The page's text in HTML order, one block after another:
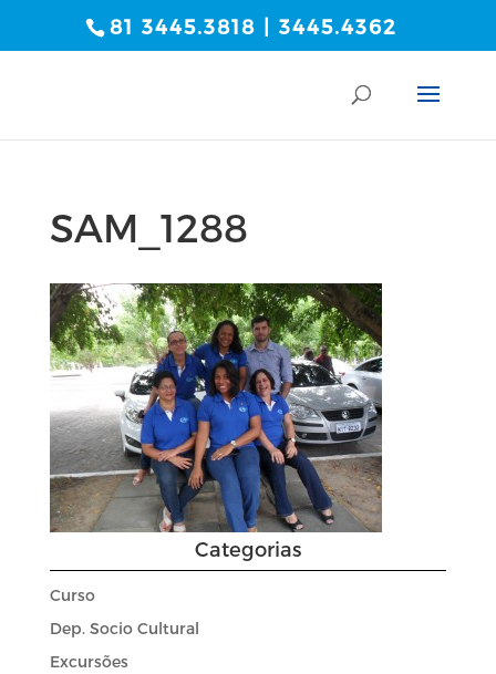
81 3445.3818 | 3445.4362
SAM_1288
Categorias
Curso
Dep. Socio Cultural
Excursões